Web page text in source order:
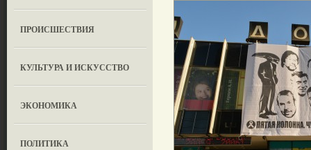
ПРОИСШЕСТВИЯ
КУЛЬТУРА И ИСКУССТВО
ЭКОНОМИКА
ПОЛИТИКА